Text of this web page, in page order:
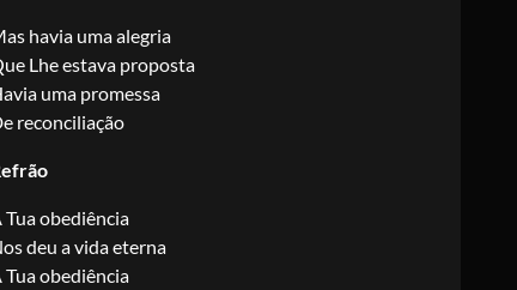
havia uma alegria
Lhe estava proposta
uma promessa
reconciliação
Tua obediência
deu a vida eterna
Tua obediência